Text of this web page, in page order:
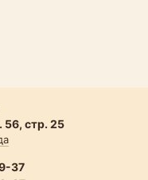
56, стр. 25
37